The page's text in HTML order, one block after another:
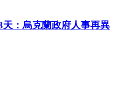
：烏克蘭政府人事再異